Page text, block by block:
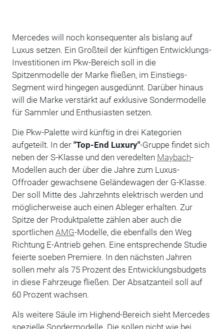
Mercedes will noch konsequenter als bislang auf
Luxus setzen. Ein Großteil der künftigen Entwicklungs-
Investitionen im Pkw-Bereich soll in die
Spitzenmodelle der Marke fließen, im Einstiegs-
Segment wird hingegen ausgedünnt. Darüber hinaus
will die Marke verstärkt auf exklusive Sondermodelle
für Sammler und Enthusiasten setzen.
Die Pkw-Palette wird künftig in drei Kategorien
aufgeteilt. In der "Top-End Luxury"-Gruppe findet sich
neben der S-Klasse und den veredelten Maybach-
Modellen auch der über die Jahre zum Luxus-
Offroader gewachsene Geländewagen der G-Klasse.
Der soll Mitte des Jahrzehnts elektrisch werden und
möglicherweise auch einen Ableger erhalten. Zur
Spitze der Produktpalette zählen aber auch die
sportlichen AMG-Modelle, die ebenfalls den Weg
Richtung E-Antrieb gehen. Eine entsprechende Studie
feierte soeben Premiere. In den nächsten Jahren
sollen mehr als 75 Prozent des Entwicklungsbudgets
in diese Fahrzeuge fließen. Der Absatzanteil soll auf
60 Prozent wachsen.
Als weitere Säule im Highend-Bereich sieht Mercedes
spezielle Sondermodelle. Die sollen nicht wie bei